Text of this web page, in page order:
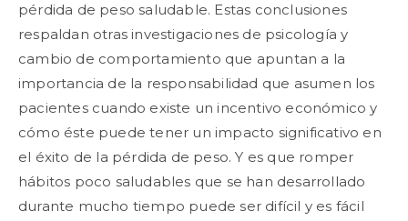
pérdida de peso saludable. Estas conclusiones
respaldan otras investigaciones de psicología y
cambio de comportamiento que apuntan a la
importancia de la responsabilidad que asumen los
pacientes cuando existe un incentivo económico y
cómo éste puede tener un impacto significativo en
el éxito de la pérdida de peso. Y es que romper
hábitos poco saludables que se han desarrollado
durante mucho tiempo puede ser difícil y es fácil